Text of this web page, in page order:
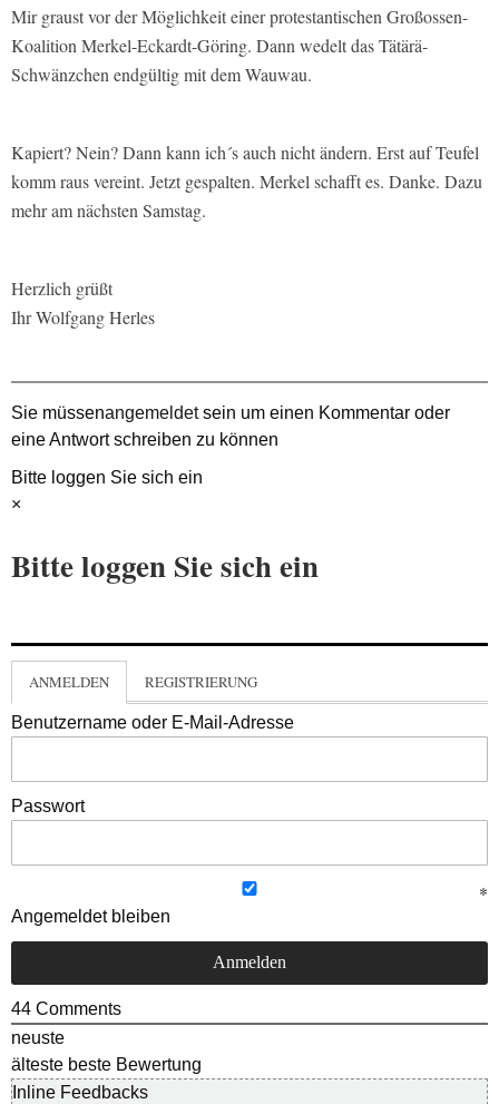
Mir graust vor der Möglichkeit einer protestantischen Großossen-
Koalition Merkel-Eckardt-Göring. Dann wedelt das Tätärä-
Schwänzchen endgültig mit dem Wauwau.
Kapiert? Nein? Dann kann ich´s auch nicht ändern. Erst auf Teufel
komm raus vereint. Jetzt gespalten. Merkel schafft es. Danke. Dazu
mehr am nächsten Samstag.
Herzlich grüßt
Ihr Wolfgang Herles
Sie müssenangemeldetsein um einen Kommentar oder
eine Antwort schreiben zu können
Bitte loggen Sie sich ein
×
Bitte loggen Sie sich ein
ANMELDEN REGISTRIERUNG
Benutzername oder E-Mail-Adresse
Passwort
Angemeldet bleiben
44 Comments
neuste
älteste beste Bewertung
Inline Feedbacks